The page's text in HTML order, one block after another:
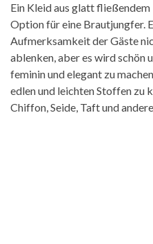
Ein Kleid aus glatt
Option für eine Brautjungfer.
Aufmerksamkeit der Gäste
ablenken, aber es wird schön
feminin und elegant zu
edlen und leichten Stoffen zu
Chiffon, Seide, Taft und